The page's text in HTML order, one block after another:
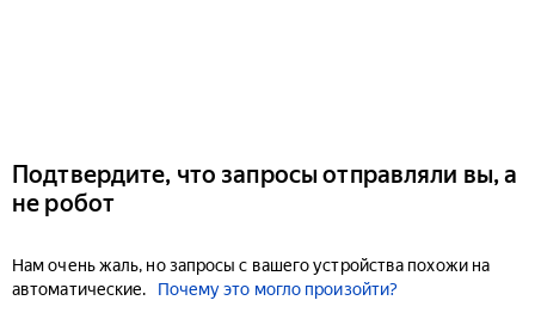
Подтвердите, что запросы отправляли вы, а
не робот
Нам очень жаль, но запросы с вашего устройства похожи на
автоматические.
Почему это могло произойти?